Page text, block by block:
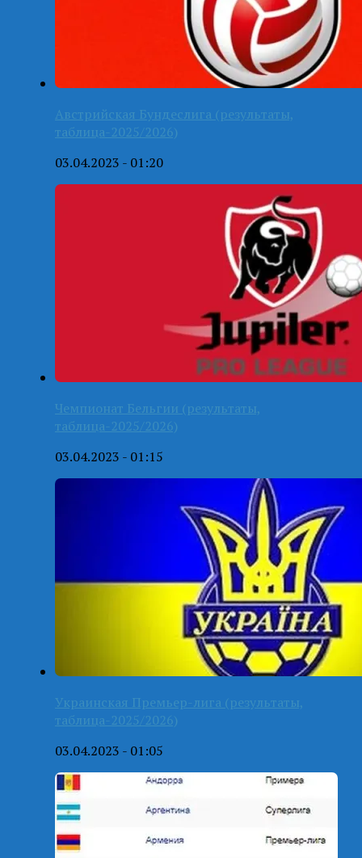
Австрийская Бундеслига (результаты,
таблица-2025/2026)
03.04.2023 - 01:20
Чемпионат Бельгии (результаты,
таблица-2025/2026)
03.04.2023 - 01:15
Украинская Премьер-лига (результаты,
таблица-2025/2026)
03.04.2023 - 01:05